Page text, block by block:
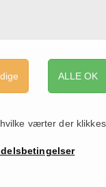
ALLE OK
værter der klikkes